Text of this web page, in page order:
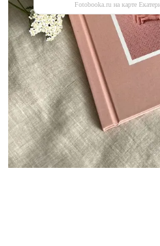
Fotobooka.ru на карте
Сохраните ваши
А мы вам в